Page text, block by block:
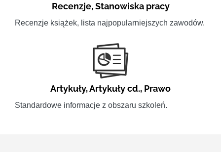
Recenzje,Stanowiska pracy
Recenzje książek, lista najpopularniejszych zawodów.
Artykuły,Artykuły cd., Prawo
Standardowe informacje z obszaru szkoleń.